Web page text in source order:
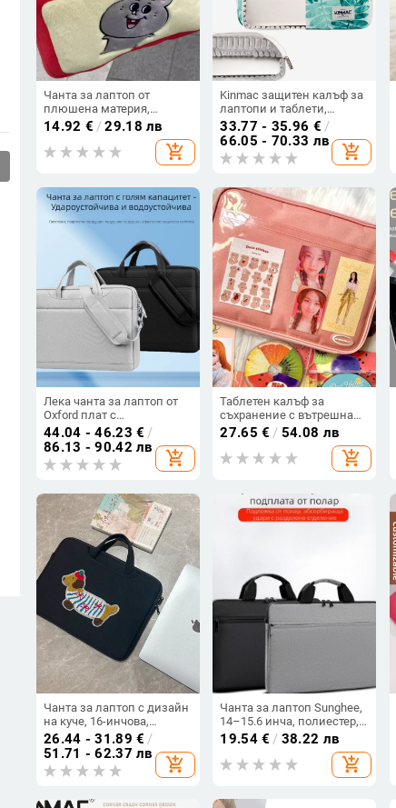
Чанта за лаптоп от
плюшена материя,
животински принт, голям
капацитет, унисекс,
уличен стил, дишаща и
14.92 € /29.18 лв
add_shopping_cart
Kinmac защитен калъф за
лаптопи и таблети,
полиестер, водоустойчив,
цип, вътрешен джоб за
лаптоп, флорален принт,
корейски стил
33.77 - 35.96 € /
66.05 - 70.33 лв
add_shopping_cart
Лека чанта за лаптоп от
Oxford плат с
износоустойчив и
удароустойчив дизайн,
подплата от полиестер,
урбанистичен стил, лято
44.04 - 46.23 € /
86.13 - 90.42 лв
add_shopping_cart
Таблетен калъф за
съхранение с вътрешна
подплата, водоустойчив,
износоустойчив и
удароустойчив, PVC
материал, пускане през
27.65 € / 54.08 лв
add_shopping_cart
Чанта за лаптоп с дизайн
на куче, 16-инчова,
защитен калъф,
удароустойчива,
полиестер
26.44 - 31.89 € /
51.71 - 62.37 лв
add_shopping_cart
Чанта за лаптоп Sunghee,
14–15.6 инча, полиестер,
водоустойчива и дишаща,
едноцветна
19.54€ / 38.22 лв
add_shopping_cart